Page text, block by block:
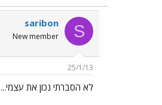
S
saribon
New member
25/1/13
לא הסברתי נכון את עצמי...